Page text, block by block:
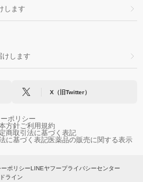
します
けします
X（旧Twitter）
ポリシー
方針ご利用規約
商取引法に基づく表記
に基づく表記医薬品の販売に関する表示
ポリシーLINEヤフープライバシーセンター
ライン